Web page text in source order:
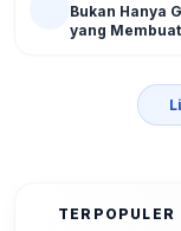
Bukan Hanya
yang
TERPOPULER